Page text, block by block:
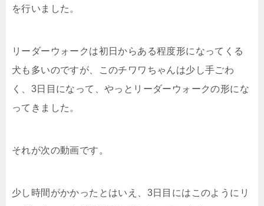
を行いました。
リーダーウォークは初日からある程度形になってくる
犬も多いのですが、このチワワちゃんは少し手ごわ
く、3日目になって、やっとリーダーウォークの形にな
ってきました。
それが次の動画です。
少し時間がかかったとはいえ、3日目にはこのようにリ